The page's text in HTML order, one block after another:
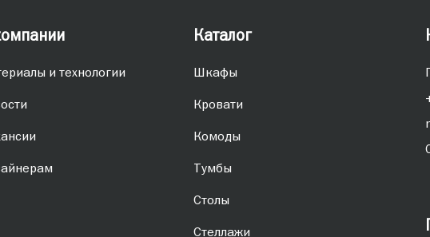
и технологии
Каталог
Шкафы
Кровати
Комоды
Тумбы
Столы
Стеллажи